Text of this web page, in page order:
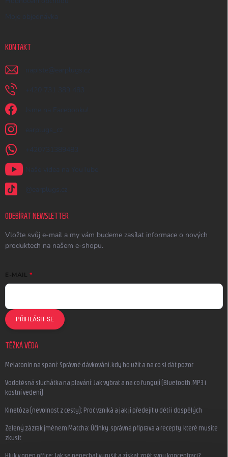
Moje objednávka
KONTAKT
napiste @ earplugs.cz
+420 731 389 483
Jsme na Facebooku!
earplugs_cz
+420731389483
Naše videa na YouTube
@earplugs.cz
ODEBÍRAT NEWSLETTER
Vložte svůj e-mail a my vám budeme zasílat informace o nových
produktech na našem e-shopu.
E-MAIL
PŘIHLÁSIT SE
TĚŽKÁ VĚDA
Melatonin na spaní: Správné dávkování, kdy ho užít a na co si dát pozor
Vodotěsná sluchátka na plavání: Jak vybrat a na co fungují (Bluetooth, MP3 i
kostní vedení)
Kinetóza (nevolnost z cesty): Proč vzniká a jak jí předejít u dětí i dospělých
Zelený zázrak jménem Matcha: Účinky, správná příprava a recepty, které musíte
zkusit
Hluk v open office: Jak se nenechat vyrušit a získat zpět svou koncentraci?